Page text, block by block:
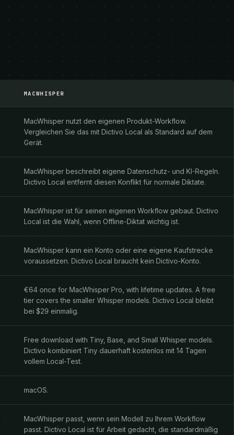
MACWHISPER
MacWhisper nutzt den eigenen Produkt-Workflow.
Vergleichen Sie das mit Dictivo Local als Standard auf dem
Gerät.
MacWhisper beschreibt eigene Datenschutz- und KI-Regeln.
Dictivo Local entfernt diesen Konflikt für normale Diktate.
MacWhisper ist für seinen eigenen Workflow gebaut. Dictivo
Local ist die Wahl, wenn Offline-Diktat wichtig ist.
MacWhisper kann ein Konto oder eine eigene Kaufstrecke
voraussetzen. Dictivo Local braucht kein Dictivo-Konto.
€64 once for MacWhisper Pro, with lifetime updates. A free
tier covers the smaller Whisper models. Dictivo Local bleibt
bei $29 einmalig.
Free download with Tiny, Base, and Small Whisper models.
Dictivo kombiniert Tiny dauerhaft kostenlos mit 14 Tagen
vollem Local-Test.
macOS.
MacWhisper passt, wenn sein Modell zu Ihrem Workflow
passt. Dictivo Local ist für Arbeit gedacht, die standardmäßig